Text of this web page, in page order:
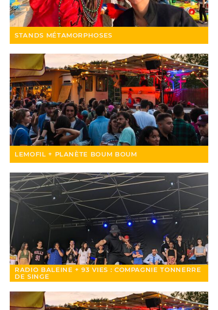
STANDS MÉTAMORPHOSES
LEMOFIL + PLANÈTE BOUM BOUM
RADIO BALEINE + 93 VIES : COMPAGNIE TONNERRE
DE SINGE